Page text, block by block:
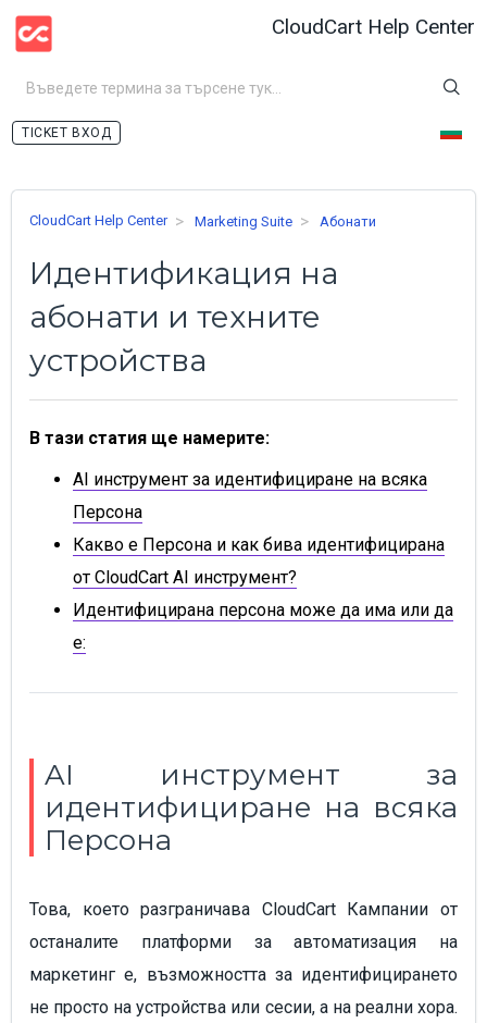
CloudCart Help Center
ВХОД
CloudCart Help Center Marketing Suite Абонати
Идентификация на
абонати и техните
устройства
В тази статия ще намерите:
AI инструмент за идентифициране на всяка
Персона
Какво е Персона и как бива идентифицирана
от CloudCart AI инструмент?
Идентифицирана персона може да има или да
е:
AI инструмент за
идентифициране на всяка
Персона
Това, което разграничава CloudCart Кампании от
останалите платформи за автоматизация на
маркетинг е, възможността за идентифицирането
не просто на устройства или сесии, а на реални хора.